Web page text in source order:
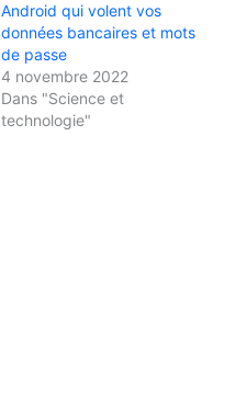
Android qui volent vos
données bancaires et mots
de passe
4 novembre 2022
Dans "Science et
technologie"